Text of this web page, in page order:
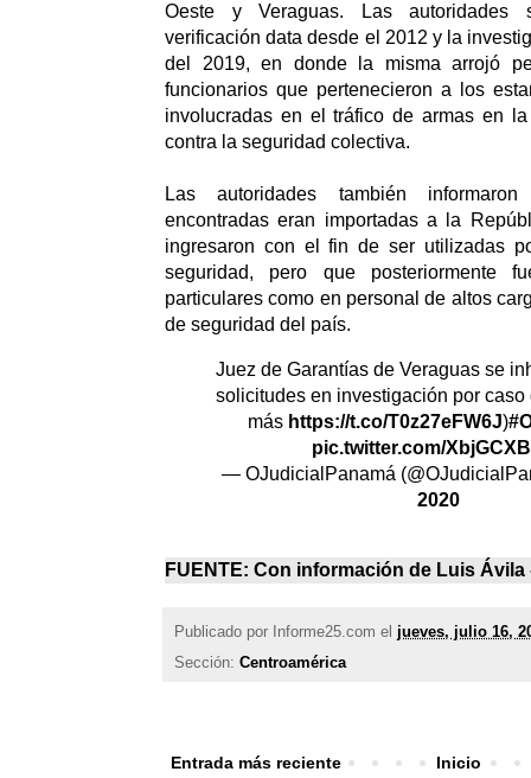
Oeste y Veraguas. Las autoridades
verificación data desde el 2012 y la
del 2019, en donde la misma arrojó
funcionarios que pertenecieron a los
involucradas en el tráfico de armas en
contra la seguridad colectiva.
Las autoridades también
encontradas eran importadas a la
ingresaron con el fin de ser utilizadas
seguridad, pero que posteriormente
particulares como en personal de altos
de seguridad del país.
Juez de Garantías de Veraguas se
solicitudes en investigación por caso
más https://t.co/T0z27eFW6J)
pic.twitter.com/
— OJudicialPanamá
2020
FUENTE: Con información de Luis
Publicado por Informe25.com el jueves, julio 16,
Sección: Centroamérica
Entrada más reciente Inicio